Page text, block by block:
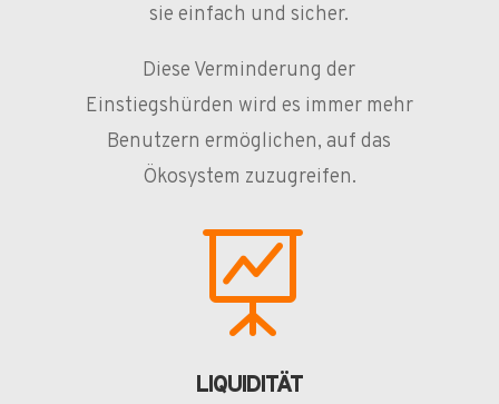
sie einfach und sicher.
Diese Verminderung der
Einstiegshürden wird es immer mehr
Benutzern ermöglichen, auf das
Ökosystem zuzugreifen.

LIQUIDITÄT